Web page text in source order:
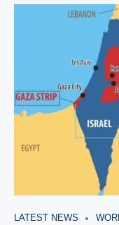
LATEST NEWS